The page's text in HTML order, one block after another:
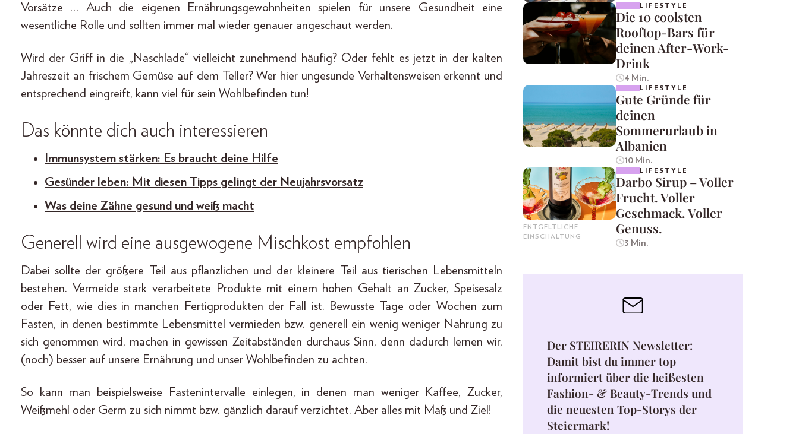
Vorsätze … Auch die eigenen Ernährungsgewohnheiten spielen für unsere Gesundheit eine
wesentliche Rolle und sollten immer mal wieder genauer angeschaut werden.
Wird der Griff in die „Naschlade“ vielleicht zunehmend häufig? Oder fehlt es jetzt in der kalten
Jahreszeit an frischem Gemüse auf dem Teller? Wer hier ungesunde Verhaltensweisen erkennt und
entsprechend eingreift, kann viel für sein Wohlbefinden tun!
Das könnte dich auch interessieren
Immunsystem stärken: Es braucht deine Hilfe
Gesünder leben: Mit diesen Tipps gelingt der Neujahrsvorsatz
Was deine Zähne gesund und weiß macht
Generell wird eine ausgewogene Mischkost empfohlen
Dabei sollte der größere Teil aus pflanzlichen und der kleinere Teil aus tierischen Lebensmitteln
bestehen. Vermeide stark verarbeitete Produkte mit einem hohen Gehalt an Zucker, Speisesalz
oder Fett, wie dies in manchen Fertigprodukten der Fall ist. Bewusste Tage oder Wochen zum
Fasten, in denen bestimmte Lebensmittel vermieden bzw. generell ein wenig weniger Nahrung zu
sich genommen wird, machen in gewissen Zeitabständen durchaus Sinn, denn dadurch lernen wir,
(noch) besser auf unsere Ernährung und unser Wohlbefinden zu achten.
So kann man beispielsweise Fastenintervalle einlegen, in denen man weniger Kaffee, Zucker,
Weißmehl oder Germ zu sich nimmt bzw. gänzlich darauf verzichtet. Aber alles mit Maß und Ziel!
LIFESTYLE
Die 10 coolsten
Rooftop-Bars für
deinen After-Work-
Drink
4 Min.
LIFESTYLE
Gute Gründe für
deinen
Sommerurlaub in
Albanien
10 Min.
ENTGELTLICHE
EINSCHALTUNG
LIFESTYLE
Darbo Sirup – Voller
Frucht. Voller
Geschmack. Voller
Genuss.
3 Min.
Der STEIRERIN Newsletter:
Damit bist du immer top
informiert über die heißesten
Fashion- & Beauty-Trends und
die neuesten Top-Storys der
Steiermark!